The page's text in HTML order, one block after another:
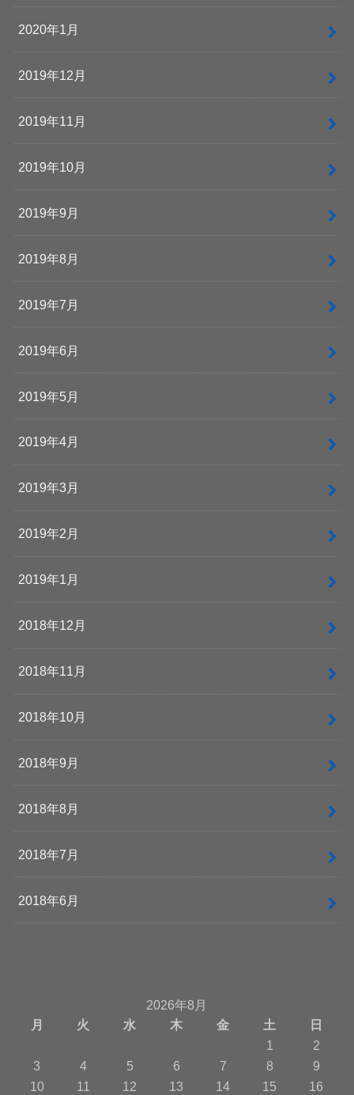
2020年1月
2019年12月
2019年11月
2019年10月
2019年9月
2019年8月
2019年7月
2019年6月
2019年5月
2019年4月
2019年3月
2019年2月
2019年1月
2018年12月
2018年11月
2018年10月
2018年9月
2018年8月
2018年7月
2018年6月
2026年8月
月
火 水 木 金 土
日
1
2
3
4 5 6 7 8
9
10
11 12 13 14 15 16